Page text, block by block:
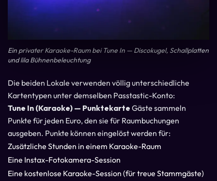
Ein privater Karaoke-Raum bei Tune In — Discokugel, Schallplatten
und lila Bühnenbeleuchtung
Die beiden Lokale verwenden völlig unterschiedliche
Kartentypen unter demselben Passtastic-Konto:
Tune In (Karaoke) — Punktekarte Gäste sammeln
Punkte für jeden Euro, den sie für Raumbuchungen
ausgeben. Punkte können eingelöst werden für:
Zusätzliche Stunden in einem Karaoke-Raum
Eine Instax-Fotokamera-Session
Eine kostenlose Karaoke-Session (für treue Stammgäste)